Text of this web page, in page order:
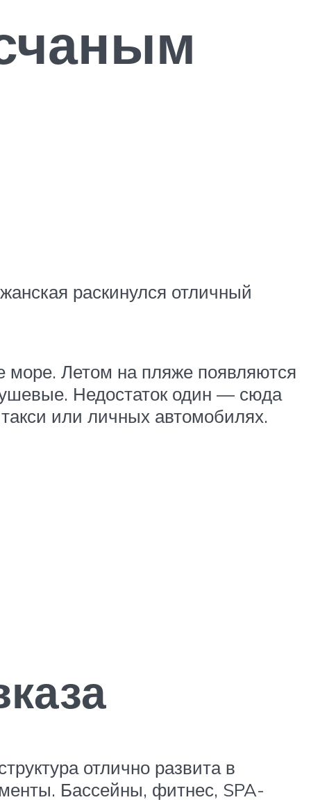
раскинулся отличный
море. Летом на пляже появляются
Недостаток один — сюда
или личных автомобилях.
отлично развита в
Бассейны, фитнес, SPA-